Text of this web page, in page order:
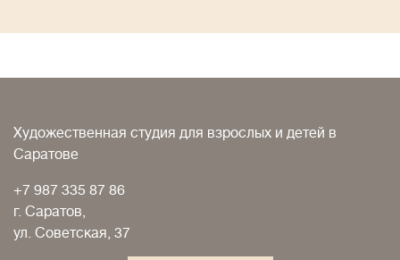
Художественная студия для взрослых и детей в
Саратове
+7 987 335 87 86
г. Саратов,
ул. Советская, 37